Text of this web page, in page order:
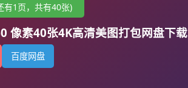
有1页，共有40张)
像素40张4K高清美图打包网盘下载
百度网盘